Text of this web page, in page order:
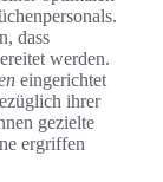
dass
werden.
eingerichtet
ihrer
gezielte
ergriffen